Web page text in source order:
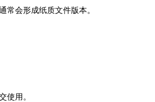
常会形成纸质文件版本。
使用。